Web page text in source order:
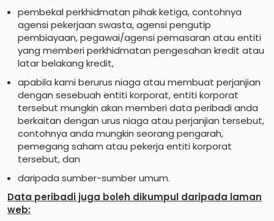
pembekal perkhidmatan pihak ketiga, contohnya
agensi pekerjaan swasta, agensi pengutip
pembiayaan, pegawai/agensi pemasaran atau entiti
yang memberi perkhidmatan pengesahan kredit atau
latar belakang kredit,
apabila kami berurus niaga atau membuat perjanjian
dengan sesebuah entiti korporat, entiti korporat
tersebut mungkin akan memberi data peribadi anda
berkaitan dengan urus niaga atau perjanjian tersebut,
contohnya anda mungkin seorang pengarah,
pemegang saham atau pekerja entiti korporat
tersebut, dan
daripada sumber-sumber umum.
Data peribadi juga boleh dikumpul daripada laman
web: